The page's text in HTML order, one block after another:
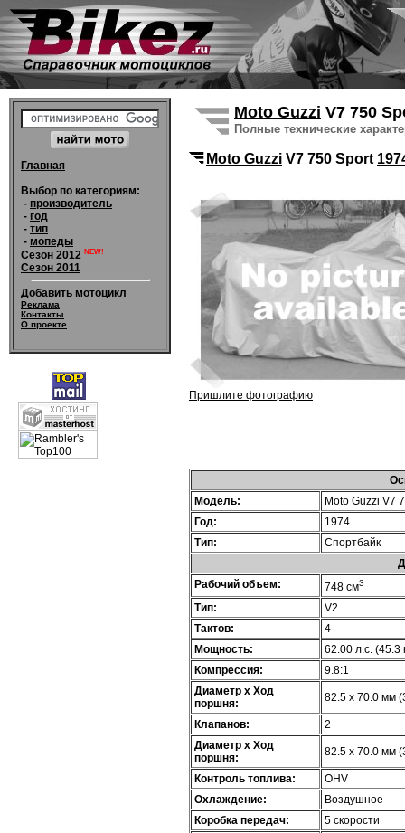
Главная
Выбор по категориям:
- производитель
- год
- тип
- мопеды
Сезон 2012 NEW!
Сезон 2011
Добавить мотоцикл
Реклама
Контакты
О проекте
Moto Guzzi V7 750
Полные технические
Moto Guzzi V7 750 Sport
Пришлите фотографию
Модель:
Moto Guzzi V7
Год:
1974
Тип:
Спортбайк
Рабочий объем:
748 см3
Тип:
V2
Тактов:
4
Мощность:
62.00 л.с. (45.3
Компрессия:
9.8:1
Диаметр х Ход
поршня:
82.5 x 70.0 мм
Клапанов:
2
Диаметр х Ход
поршня:
82.5 x 70.0 мм
Контроль топлива:
OHV
Охлаждение:
Воздушное
Коробка передач:
5 скорости